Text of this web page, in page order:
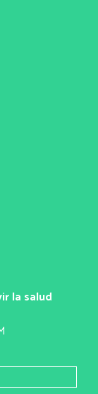
la salud